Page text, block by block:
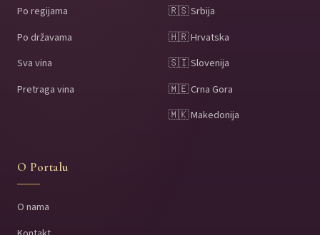
Po regijama
Po državama
Sva vina
Pretraga vina
🇷🇸 Srbija
🇭🇷 Hrvatska
🇸🇮 Slovenija
🇲🇪 Crna Gora
🇲🇰 Makedonija
O Portalu
O nama